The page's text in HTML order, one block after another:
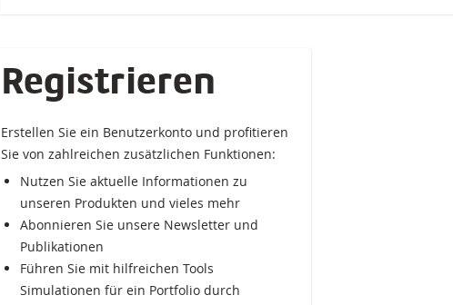
Registrieren
Erstellen Sie ein Benutzerkonto und profitieren
Sie von zahlreichen zusätzlichen Funktionen:
Nutzen Sie aktuelle Informationen zu
unseren Produkten und vieles mehr
Abonnieren Sie unsere Newsletter und
Publikationen
Führen Sie mit hilfreichen Tools
Simulationen für ein Portfolio durch